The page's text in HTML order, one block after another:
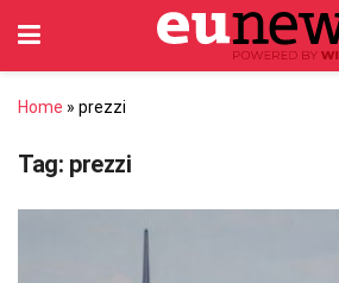
Home » prezzi
Tag: prezzi